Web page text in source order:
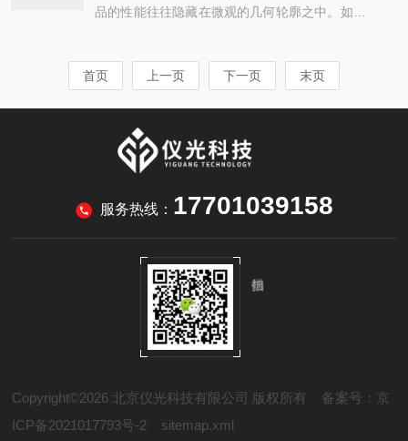
要的微观尺度测量与质量控制工具。一、提供真三
图像，而Sensofar的核心作用在于重建样品表面的
三维点云数据。利用共聚焦原理的针孔滤波技术，
品的性能往往隐藏在微观的几何轮廓之中。如何快
天，我们向您介绍一项突破性的测量方案——Sens
量的瓶颈：当“陡峭”成为难题无论是精密的切削刀
具刃口、微透镜阵列，还是MEMS器件的复杂结
角。传统的光学显微镜或接触式...
首页 上一页 下一页 末页
服务热线： 17701039158
Copyright©2026 北京仪光科技有限公司 版权所有 备案号：京
ICP备2021017793号-2
sitemap.xml